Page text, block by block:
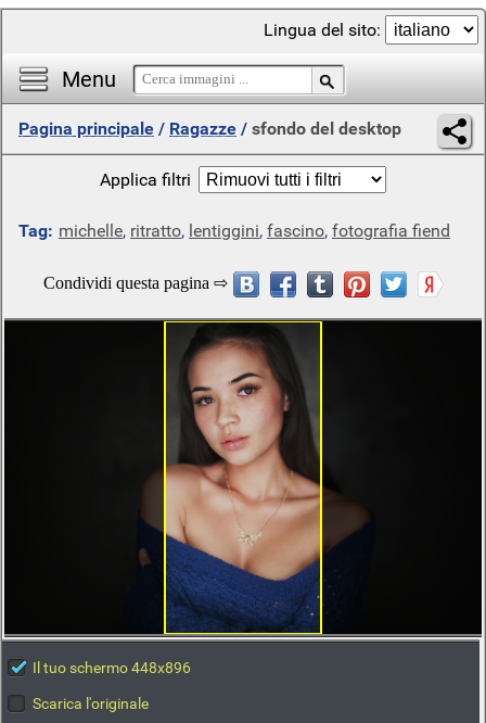
Menu
Lingua del sito:
Pagina principale / Ragazze / sfondo del desktop
Applica filtri
Tag: michelle, ritratto, lentiggini, fascino, fotografia fiend
Il tuo schermo 448x896
Scarica l'originale